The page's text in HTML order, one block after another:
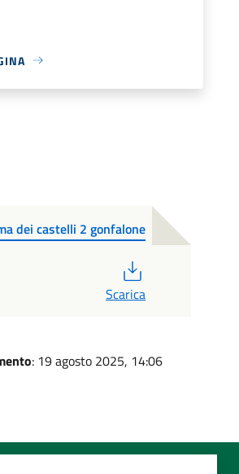
dei castelli 2 gonfalone
Scarica
: 19 agosto 2025, 14:06